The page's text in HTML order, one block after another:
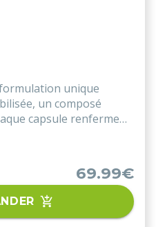
unique
un composé
capsule renferme
69.99€